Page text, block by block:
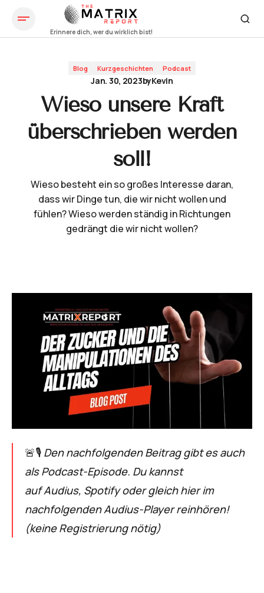
Wieso unsere Kraft überschrieben werden soll!
Blog Kurzgeschichten Podcast
Jan. 30, 2023byKevin
Wieso unsere Kraft
überschrieben werden
soll!
Wieso besteht ein so großes Interesse daran,
dass wir Dinge tun, die wir nicht wollen und
fühlen? Wieso werden ständig in Richtungen
gedrängt die wir nicht wollen?
🚨🎙 Den nachfolgenden Beitrag gibt es auch
als Podcast-Episode. Du kannst
aufAudius, Spotifyoder gleich hier im
nachfolgenden Audius-Player reinhören!
(keine Registrierung nötig)